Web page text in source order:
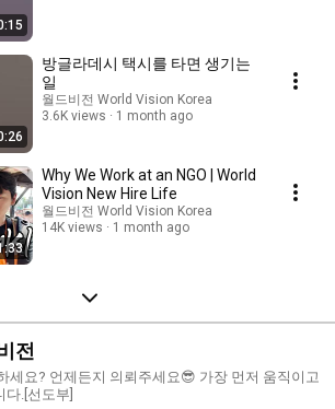
방글라데시 택시를 타면 생기는
일
월드비전 World Vision Korea
3.6K views
1 month ago
Why We Work at an NGO | World
Vision New Hire Life
월드비전 World Vision Korea
14K views
1 month ago
전
세요? 언제든지 의뢰주세요😎 가장 먼저 움직이고
다.[선도부]